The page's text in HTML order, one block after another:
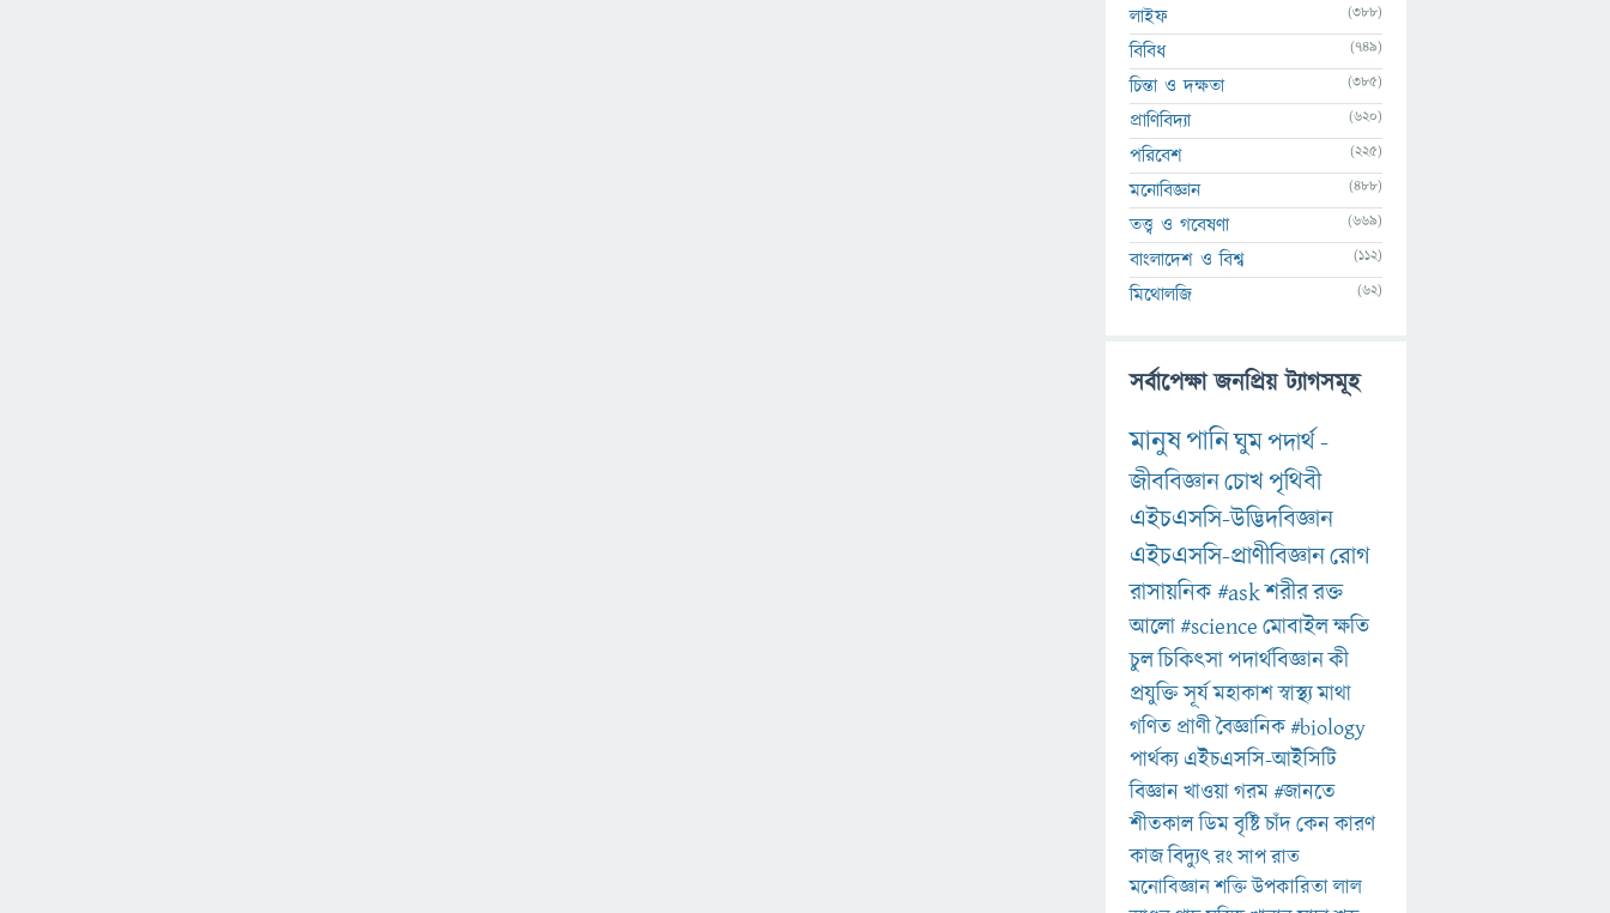
লাইফ (388)
বিবিধ (749)
চিন্তা ও দক্ষতা (385)
প্রাণিবিদ্যা (620)
পরিবেশ (225)
মনোবিজ্ঞান (488)
তত্ত্ব ও গবেষণা (669)
বাংলাদেশ ও বিশ্ব (112)
মিথোলজি (62)
সর্বাপেক্ষা জনপ্রিয় ট্যাগসমূহ
মানুষপানিঘুমপদার্থ-
জীববিজ্ঞানচোখপৃথিবী
এইচএসসি-উদ্ভিদবিজ্ঞান
এইচএসসি-প্রাণীবিজ্ঞানরোগ
রাসায়নিক#askশরীররক্ত
আলো#scienceমোবাইলক্ষতি
চুলচিকিৎসাপদার্থবিজ্ঞানকী
প্রযুক্তিসূর্যমহাকাশস্বাস্থ্যমাথা
গণিত প্রাণীবৈজ্ঞানিক#biology
পার্থক্য এইচএসসি-আইসিটি
বিজ্ঞানখাওয়াগরম#জানতে
শীতকালডিমবৃষ্টিচাঁদকেনকারণ
কাজবিদ্যুৎরংসাপরাত
মনোবিজ্ঞানশক্তিউপকারিতালাল